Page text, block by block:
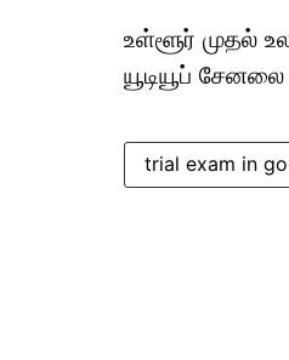
உள்ளூர் முதல்
யூடியூப்
trial exam in